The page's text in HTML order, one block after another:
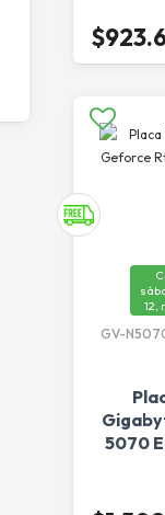
12,
GV-
5070